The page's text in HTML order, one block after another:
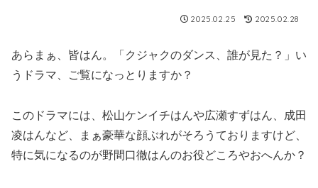
2025.02.25 2025.02.28
あらまぁ、皆はん。「クジャクのダンス、誰が見た？」い
うドラマ、ご覧になっとりますか？
このドラマには、松山ケンイチはんや広瀬すずはん、成田
凌はんなど、まぁ豪華な顔ぶれがそろうておりますけど、
特に気になるのが野間口徹はんのお役どころやおへんか？